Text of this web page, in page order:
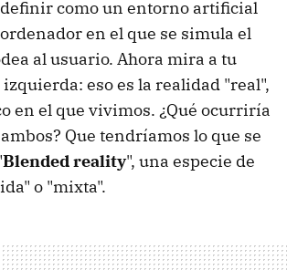
como un entorno artificial
en el que se simula el
al usuario. Ahora mira a tu
eso es la realidad "real",
en el que vivimos. ¿Qué ocurriría
Que tendríamos lo que se
Blended reality", una especie de
o "mixta".